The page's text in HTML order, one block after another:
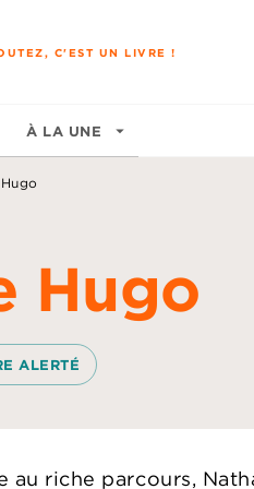
C'EST UN LIVRE !
À LA UNE arrow_drop_down
Hugo
ALERTÉ
au riche parcours,